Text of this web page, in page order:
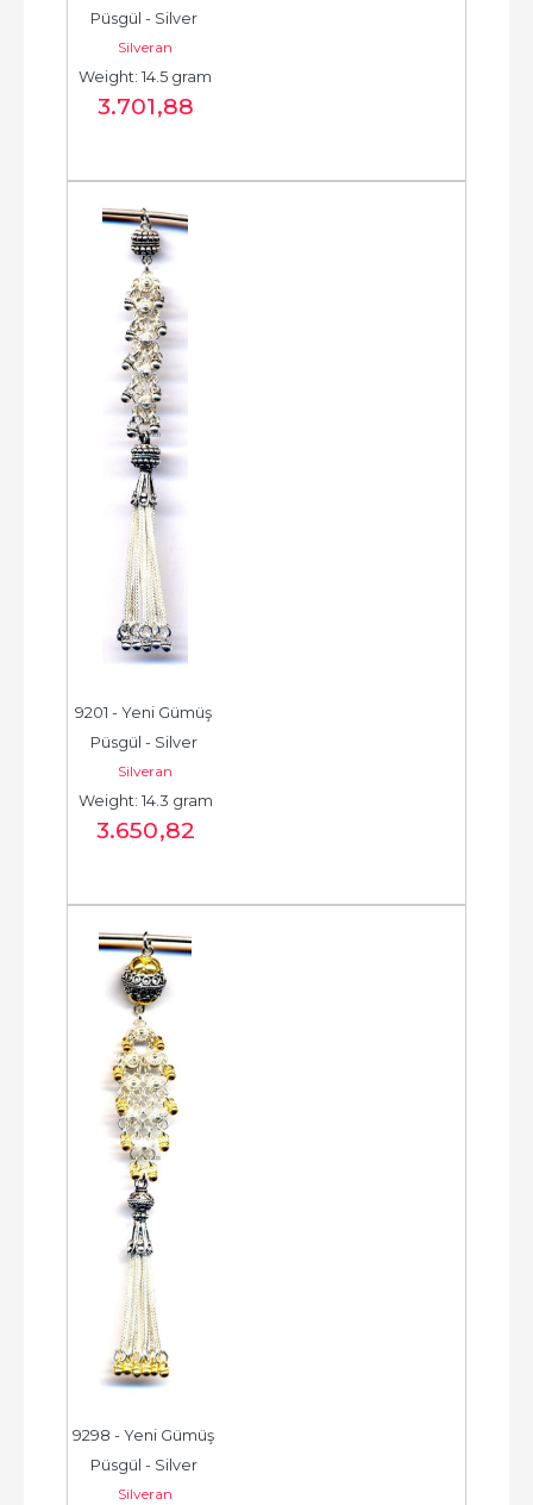
Püsgül - Silver
Tassel -  شرابة فضية
جديدة - الخرزة...
Silveran
Weight: 14.5 gram
3.701,88
9201 - Yeni Gümüş
Püsgül - Silver
Tassel -  شرابة فضية
جديدة - الخرزة...
Silveran
Weight: 14.3 gram
3.650,82
9298 - Yeni Gümüş
Püsgül - Silver
Tassel -  شرابة فضية Silveran